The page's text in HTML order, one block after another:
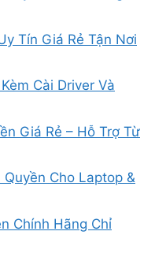
Tín Giá Rẻ Tận Nơi
Cài Driver Và
Giá Rẻ – Hỗ Trợ Từ
Cho Laptop &
Chính Hãng Chỉ